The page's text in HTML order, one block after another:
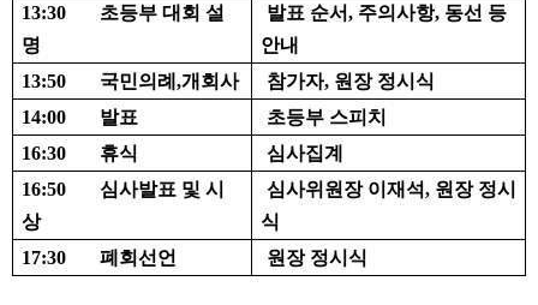
13:30 초등부 대회 설
명
발표 순서, 주의사항, 동선 등
안내
13:50 국민의례 ,개회사 참가자, 원장 정시식
14:00 발표
초등부 스피치
16:30 휴식
심사집계
16:50 심사발표 및 시
상
심사위원장 이재석, 원장 정시
식
17:30 폐회선언 원장 정시식